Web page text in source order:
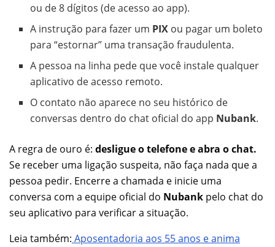
ou de 8 dígitos (de acesso ao app).
A instrução para fazer um PIX ou pagar um boleto
para “estornar” uma transação fraudulenta.
A pessoa na linha pede que você instale qualquer
aplicativo de acesso remoto.
O contato não aparece no seu histórico de
conversas dentro do chat oficial do app Nubank.
A regra de ouro é: desligue o telefone e abra o chat.
Se receber uma ligação suspeita, não faça nada que a
pessoa pedir. Encerre a chamada e inicie uma
conversa com a equipe oficial do Nubank pelo chat do
seu aplicativo para verificar a situação.
Leia também: Aposentadoria aos 55 anos e anima